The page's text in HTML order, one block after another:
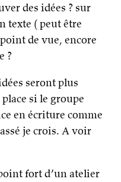
des idées ? sur
texte ( peut être
de vue, encore
?
seront plus
si le groupe
en écriture comme
je crois. A voir
fort d’un atelier